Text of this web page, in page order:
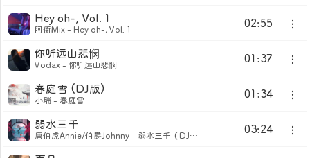
02:55
Hey oh-, Vol. 1
阿衡Mix - Hey oh-, Vol. 1
01:37
你听远山悲悯
Vodax - 你听远山悲悯
01:34
春庭雪 (DJ版)
小瑞 - 春庭雪
03:24
弱水三千
唐伯虎Annie/伯爵Johnny - 弱水三千（DJ细霖版）